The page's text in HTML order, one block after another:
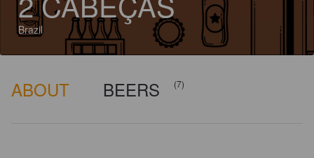
Brazil
ABOUT BEERS (7)